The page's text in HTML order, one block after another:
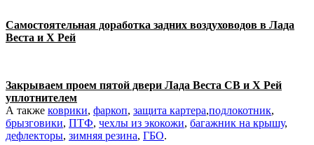
Самостоятельная доработка задних воздуховодов в Лада
Веста и Х Рей
Закрываем проем пятой двери Лада Веста СВ и Х Рей
уплотнителем
А также коврики, фаркоп, защита картера,подлокотник,
брызговики, ПТФ, чехлы из экокожи, багажник на крышу,
дефлекторы, зимняя резина, ГБО.